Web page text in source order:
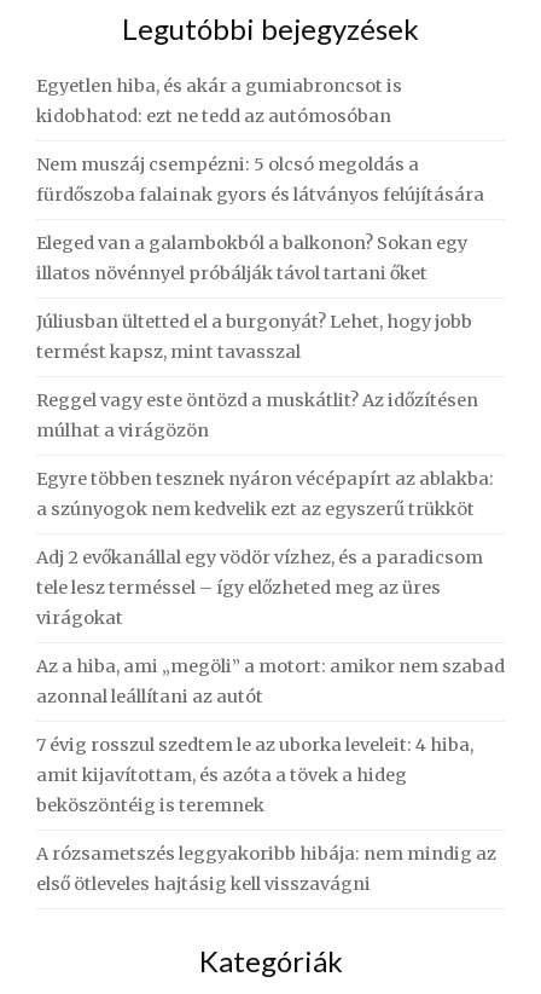
Legutóbbi bejegyzések
Egyetlen hiba, és akár a gumiabroncsot is
kidobhatod: ezt ne tedd az autómosóban
Nem muszáj csempézni: 5 olcsó megoldás a
fürdőszoba falainak gyors és látványos felújítására
Eleged van a galambokból a balkonon? Sokan egy
illatos növénnyel próbálják távol tartani őket
Júliusban ültetted el a burgonyát? Lehet, hogy jobb
termést kapsz, mint tavasszal
Reggel vagy este öntözd a muskátlit? Az időzítésen
múlhat a virágözön
Egyre többen tesznek nyáron vécépapírt az ablakba:
a szúnyogok nem kedvelik ezt az egyszerű trükköt
Adj 2 evőkanállal egy vödör vízhez, és a paradicsom
tele lesz terméssel – így előzheted meg az üres
virágokat
Az a hiba, ami „megöli” a motort: amikor nem szabad
azonnal leállítani az autót
7 évig rosszul szedtem le az uborka leveleit: 4 hiba,
amit kijavítottam, és azóta a tövek a hideg
beköszöntéig is teremnek
A rózsametszés leggyakoribb hibája: nem mindig az
első ötleveles hajtásig kell visszavágni
Kategóriák